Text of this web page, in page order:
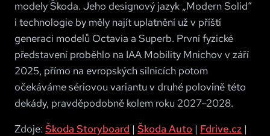
modely Škoda. Jeho designový jazyk „Modern Solid“
i technologie by měly najít uplatnění už v příští
generaci modelů Octavia a Superb. První fyzické
představení proběhlo na IAA Mobility Mnichov v září
2025, přímo na evropských silnicích potom
očekáváme sériovou variantu v druhé polovině této
dekády, pravděpodobně kolem roku 2027–2028.
Zdoje: Škoda Storyboard | Škoda Auto | Fdrive.cz |